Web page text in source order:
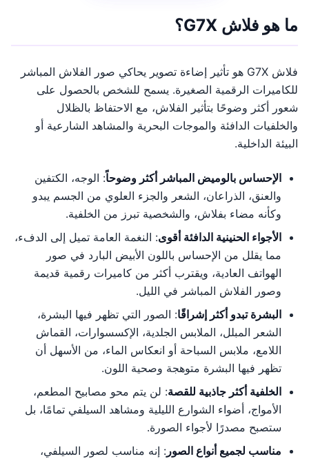
ما هو فلاش G7X؟
فلاش G7X هو تأثير إضاءة تصوير يحاكي صور الفلاش المباشر
للكاميرات الرقمية الصغيرة. يسمح للشخص بالحصول على
شعور أكثر وضوحًا بتأثير الفلاش، مع الاحتفاظ بالظلال
والخلفيات الدافئة والموجات البحرية والمشاهد الشارعية أو
البيئة الداخلية.
الإحساس بالوميض المباشر أكثر وضوحاً: الوجه، الكتفين
والعنق، الذراعان، الشعر والجزء العلوي من الجسم يبدو
وكأنه مضاء بفلاش، والشخصية تبرز من الخلفية.
الأجواء الحنينية الدافئة أقوى: النغمة العامة تميل إلى الدفء،
مما يقلل من الإحساس باللون الأبيض البارد في صور
الهواتف العادية، ويقترب أكثر من كاميرات رقمية قديمة
وصور الفلاش المباشر في الليل.
البشرة تبدو أكثر إشراقًا: الصور التي تظهر فيها البشرة،
الشعر المبلل، الملابس الجلدية، الإكسسوارات، القماش
اللامع، ملابس السباحة أو انعكاس الماء، من الأسهل أن
تظهر فيها البشرة متوهجة وصحية اللون.
الخلفية أكثر جاذبية للقصة: لن يتم محو مصابيح المطعم،
الأمواج، أضواء الشوارع الليلية ومشاهد السيلفي تمامًا، بل
ستصبح مصدرًا لأجواء الصورة.
مناسب لجميع أنواع الصور : إنه مناسب لصور السيلفي،